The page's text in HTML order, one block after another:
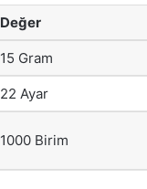
Değer
15 Gram
22 Ayar
1000 Birim